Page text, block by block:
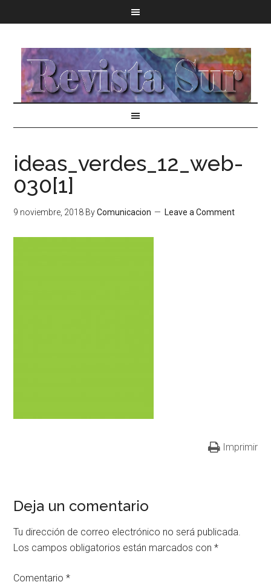
ideas_verdes_12_web-
030[1]
9 noviembre, 2018 ByComunicacion Leave a Comment
Imprimir
Deja un comentario
Tu dirección de correo electrónico no será publicada.
Los campos obligatorios están marcados con*
Comentario*